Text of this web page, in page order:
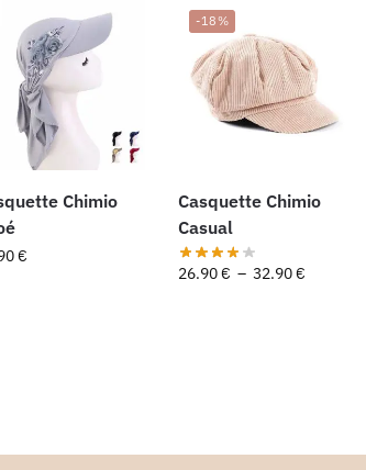
Chimio
€
-18%
Casquette Chimio
Casual
26.90€ – 32.90€